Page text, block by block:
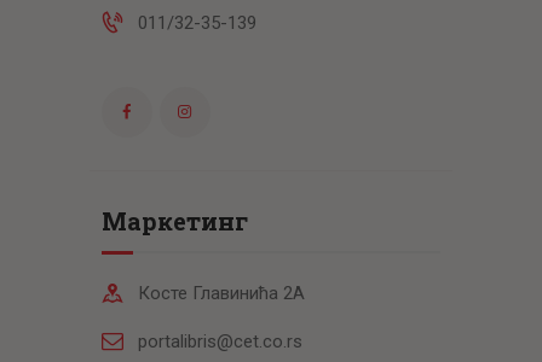
011/32-35-139
Маркетинг
Косте Главинића 2А
portalibris@cet.co.rs